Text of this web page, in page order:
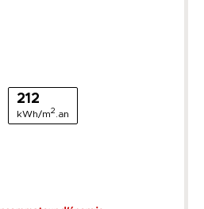
212
kWh/m2 .an